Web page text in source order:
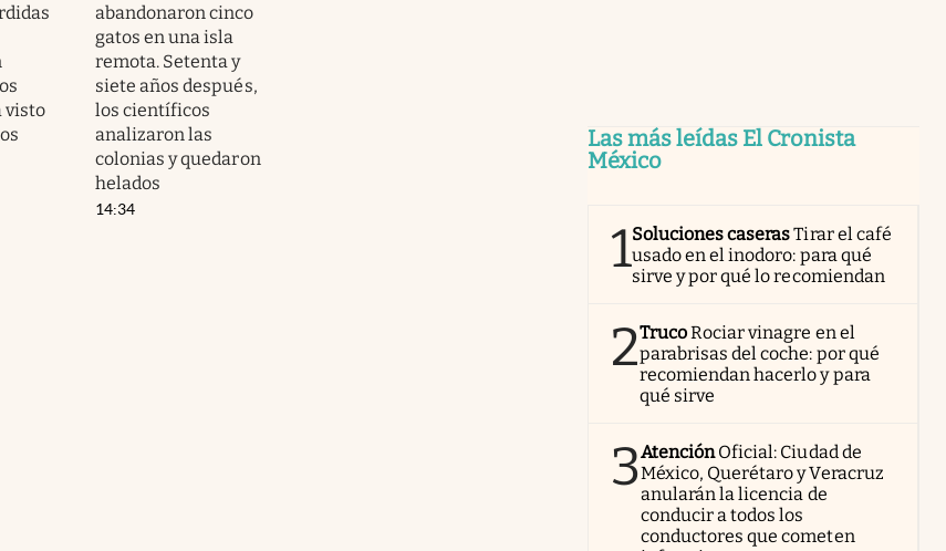
visto
abandonaron cinco
gatos en una isla
remota. Setenta y
siete años después,
los científicos
analizaron las
colonias y quedaron
helados
14:34
Las más leídas El Cronista
México
1Soluciones caserasTirar el café
usado en el inodoro: para qué
sirve y por qué lo recomiendan
2TrucoRociar vinagre en el
parabrisas del coche: por qué
recomiendan hacerlo y para
qué sirve
3AtenciónOficial: Ciudad de
México, Querétaro y Veracruz
anularán la licencia de
conducir a todos los
conductores que cometen